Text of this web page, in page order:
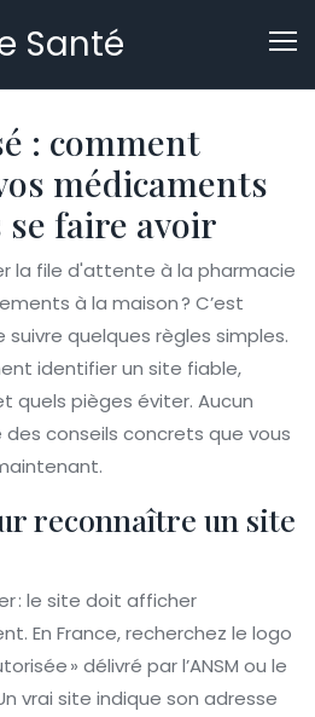
Santé
: comment
médicaments
faire avoir
la file d'attente à la pharmacie
à la maison ? C’est
quelques règles simples.
identifier un site fiable,
quels pièges éviter. Aucun
conseils concrets que vous
reconnaître un site
: le site doit afficher
En France, recherchez le logo
» délivré par l’ANSM ou le
vrai site indique son adresse